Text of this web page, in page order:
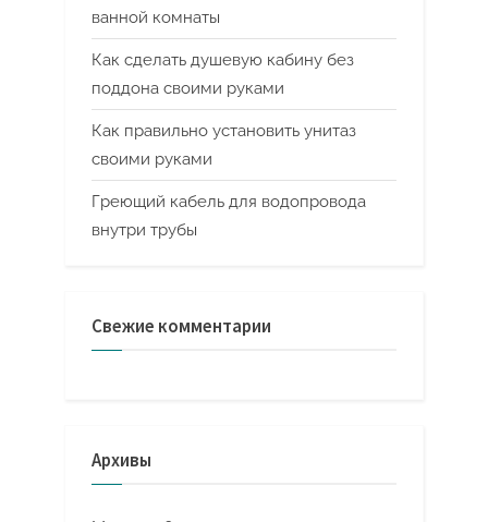
ванной комнаты
Как сделать душевую кабину без
поддона своими руками
Как правильно установить унитаз
своими руками
Греющий кабель для водопровода
внутри трубы
Свежие комментарии
Архивы